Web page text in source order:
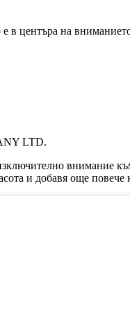
в центъра на
LTD.
внимание
и добавя още